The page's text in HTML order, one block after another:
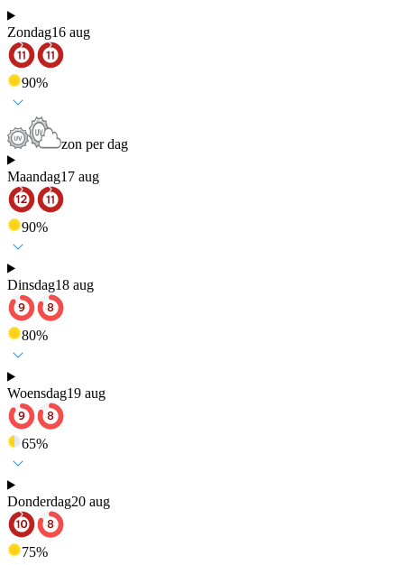
Zondag16 aug
90%
zon per dag
Maandag17 aug
90%
Dinsdag18 aug
80%
Woensdag19 aug
65%
Donderdag20 aug
75%